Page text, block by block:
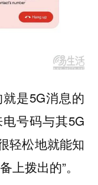
是5G消息的
号码与其5G
轻松地就能知
上拨出的”。